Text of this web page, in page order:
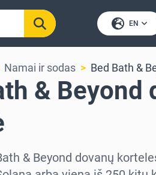
EN
Namai ir sodas Bed Bath &
& Beyond
& Beyond dovanų